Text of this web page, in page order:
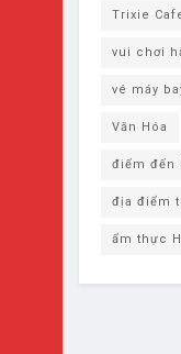
Trixie
vui chơi
vé máy
Văn Hóa
điểm đến
địa điểm
ẩm thực